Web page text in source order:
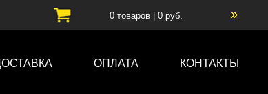
0товаров | 0руб.
ОПЛАТА КОНТАКТЫ